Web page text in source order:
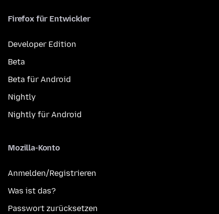
Firefox für Entwickler
Developer Edition
Beta
Beta für Android
Nightly
Nightly für Android
Mozilla-Konto
Anmelden/Registrieren
Was ist das?
Passwort zurücksetzen